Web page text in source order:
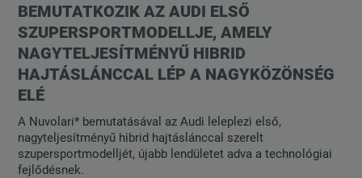
BEMUTATKOZIK AZ AUDI ELSŐ
SZUPERSPORTMODELLJE, AMELY
NAGYTELJESÍTMÉNYŰ HIBRID
HAJTÁSLÁNCCAL LÉP A NAGYKÖZÖNSÉG
ELÉ
A Nuvolari* bemutatásával az Audi leleplezi első,
nagyteljesítményű hibrid hajtáslánccal szerelt
szupersportmodelljét, újabb lendületet adva a technológiai
fejlődésnek.